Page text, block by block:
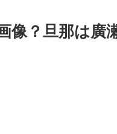
像？旦那は廣